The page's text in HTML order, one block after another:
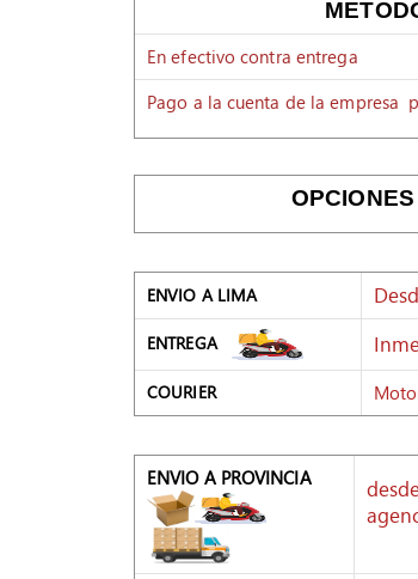
En efectivo contra entrega
Pago a la cuenta de la empresa
ENVIO A LIMA
ENTREGA
COURIER
ENVIO A PROVINCIA